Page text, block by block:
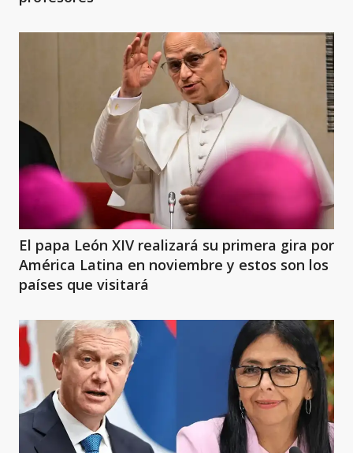
El papa León XIV realizará su primera gira por
América Latina en noviembre y estos son los
países que visitará